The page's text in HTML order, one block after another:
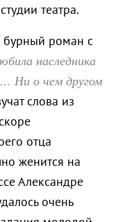
театра.
бурный роман с
наследника
Ни о чем другом
слова из
отца
женится на
Александре
очень